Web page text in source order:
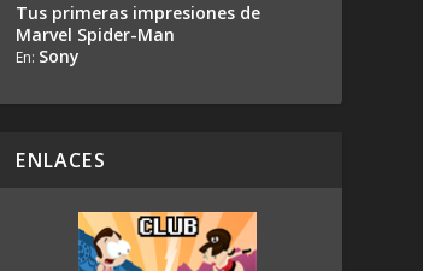
Tus primeras impresiones de
Marvel Spider-Man
En: Sony
ENLACES